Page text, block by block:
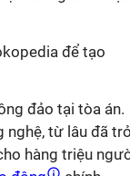
để tạo
đảo tại tòa án.
nghệ, từ lâu đã
hàng triệu